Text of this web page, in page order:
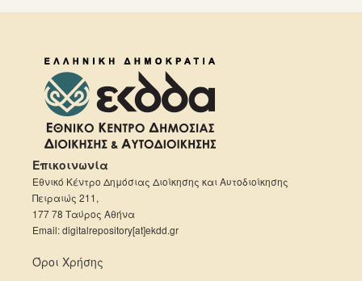
Επικοινωνία
Εθνικό Κέντρο Δημόσιας Διοίκησης και Αυτοδιοίκησης
Πειραιώς 211,
177 78 Ταύρος Αθήνα
Email: digitalrepository[at]ekdd.gr
Όροι Χρήσης